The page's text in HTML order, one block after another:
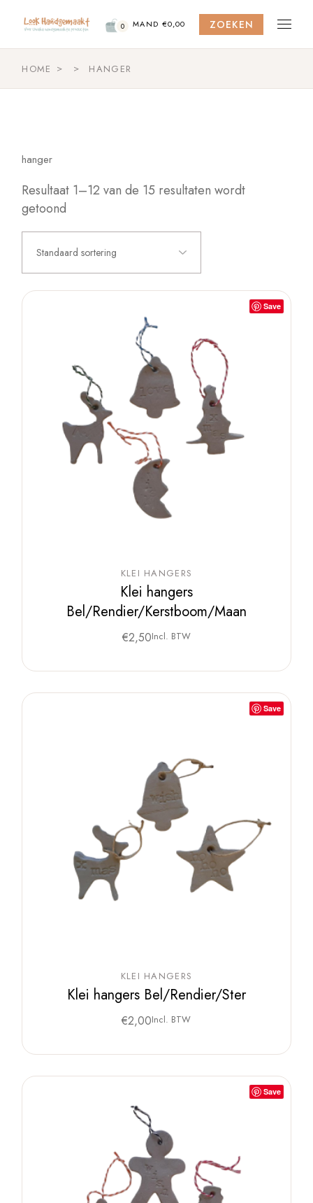
content
0 MAND €0,00 ZOEKEN
HOME HANGER
hanger
Resultaat 1–12 van de 15 resultaten wordt
getoond
Standaard sortering
Save
KLEI HANGERS
Klei hangers
Bel/Rendier/Kerstboom/Maan
€2,50Incl. BTW
Save
KLEI HANGERS
Klei hangers Bel/Rendier/Ster
€2,00Incl. BTW
Save